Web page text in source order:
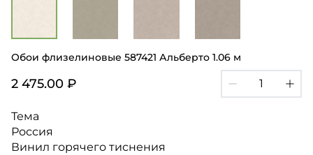
Обои флизелиновые 587421 Альберто 1.06 м
2 475.00 ₽
Тема
Россия
Винил горячего тиснения